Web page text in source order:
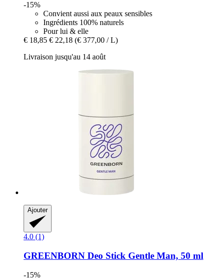
-15%
Convient aussi aux peaux sensibles
Ingrédients 100% naturels
Pour lui & elle
€ 18,85 € 22,18 (€ 377,00 / L)
Livraison jusqu'au 14 août
Ajouter
4.0 (1)
GREENBORN Deo Stick Gentle Man, 50 ml
-15%